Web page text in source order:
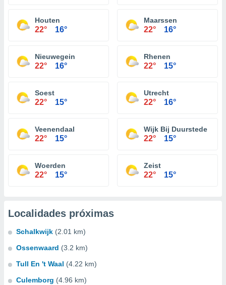
Houten
22° 16°
Maarssen
22° 16°
Nieuwegein
22° 16°
Rhenen
22° 15°
Soest
22° 15°
Utrecht
22° 16°
Veenendaal
22° 15°
Wijk Bij Duurstede
22° 15°
Woerden
22° 15°
Zeist
22° 15°
Localidades próximas
Schalkwijk (2.01 km)
Ossenwaard (3.2 km)
Tull En 't Waal (4.22 km)
Culemborg (4.96 km)